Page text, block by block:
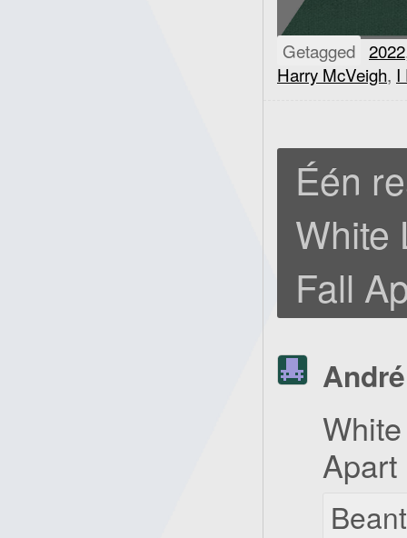
Getagged 2022
Harry McVeigh, I
Één
White
Fall
André
Apart